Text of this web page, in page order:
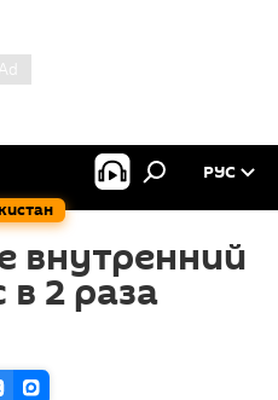
РУС
внутренний
2 раза